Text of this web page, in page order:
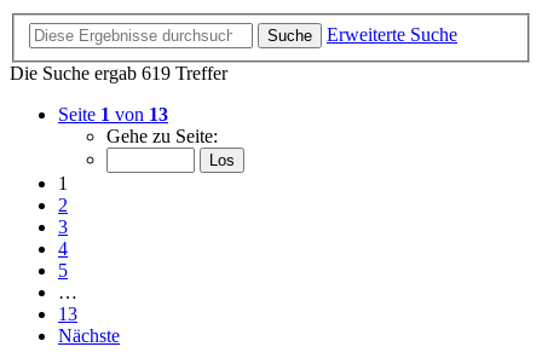
Suche
Erweiterte Suche
Die Suche ergab 619 Treffer
Seite 1 von 13
Gehe zu Seite:
1
2
3
4
5
…
13
Nächste